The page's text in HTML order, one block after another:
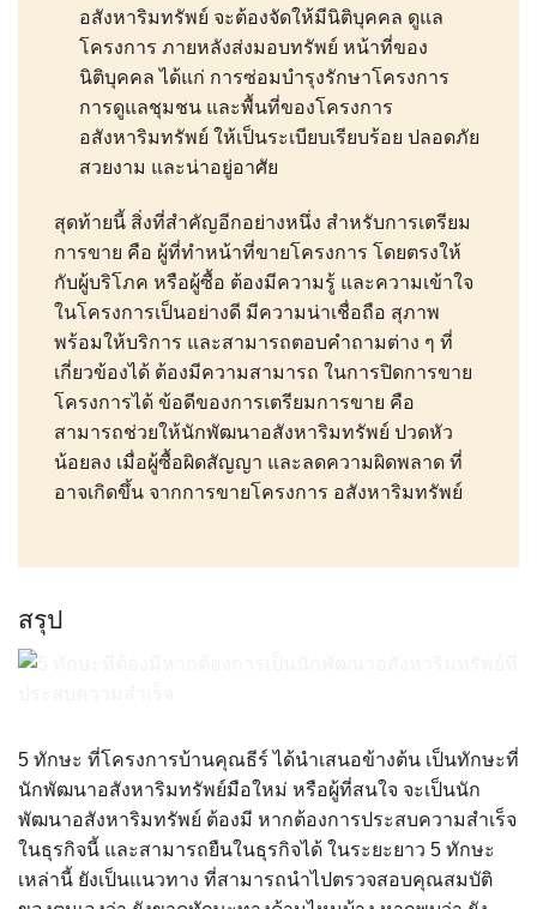
อสังหาริมทรัพย์ จะต้องจัดให้มีนิติบุคคล ดูแล
โครงการ ภายหลังส่งมอบทรัพย์ หน้าที่ของ
นิติบุคคล ได้แก่ การซ่อมบำรุงรักษาโครงการ
การดูแลชุมชน และพื้นที่ของโครงการ
อสังหาริมทรัพย์ ให้เป็นระเบียบเรียบร้อย ปลอดภัย
สวยงาม และน่าอยู่อาศัย
สุดท้ายนี้ สิ่งที่สำคัญอีกอย่างหนึ่ง สำหรับการเตรียม
การขาย คือ ผู้ที่ทำหน้าที่ขายโครงการ โดยตรงให้
กับผู้บริโภค หรือผู้ซื้อ ต้องมีความรู้ และความเข้าใจ
ในโครงการเป็นอย่างดี มีความน่าเชื่อถือ สุภาพ
พร้อมให้บริการ และสามารถตอบคำถามต่าง ๆ ที่
เกี่ยวข้องได้ ต้องมีความสามารถ ในการปิดการขาย
โครงการได้ ข้อดีของการเตรียมการขาย คือ
สามารถช่วยให้นักพัฒนาอสังหาริมทรัพย์ ปวดหัว
น้อยลง เมื่อผู้ซื้อผิดสัญญา และลดความผิดพลาด ที่
อาจเกิดขึ้น จากการขายโครงการ อสังหาริมทรัพย์
สรุป
5 ทักษะ ที่โครงการบ้านคุณธีร์ ได้นำเสนอข้างต้น เป็นทักษะที่
นักพัฒนาอสังหาริมทรัพย์มือใหม่ หรือผู้ที่สนใจ จะเป็นนัก
พัฒนาอสังหาริมทรัพย์ ต้องมี หากต้องการประสบความสำเร็จ
ในธุรกิจนี้ และสามารถยืนในธุรกิจได้ ในระยะยาว 5 ทักษะ
เหล่านี้ ยังเป็นแนวทาง ที่สามารถนำไปตรวจสอบคุณสมบัติ